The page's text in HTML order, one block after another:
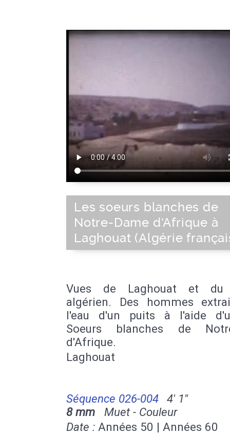
Les soeurs blanches de
Notre-Dame d'Afrique à
Laghouat (Algérie
Vues de Laghouat et du
algérien. Des hommes
l'eau d'un puits à l'aide
Soeurs blanches de
d'Afrique.
Laghouat
Séquence 026-004
4' 1''
8 mm Muet - Couleur
Date : Années 50 | Années 60